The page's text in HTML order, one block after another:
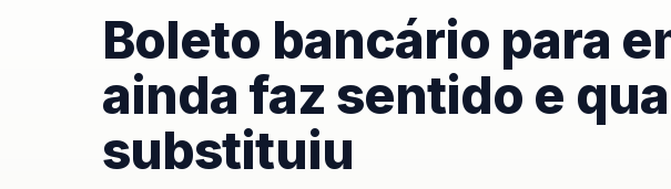
Boleto bancário para
ainda faz sentido e
substituiu